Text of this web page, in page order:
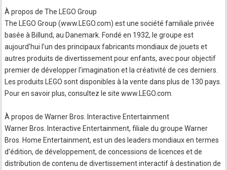
À propos de The LEGO Group
The LEGO Group (www.LEGO.com) est une société familiale privée
basée à Billund, au Danemark. Fondé en 1932, le groupe est
aujourd'hui l'un des principaux fabricants mondiaux de jouets et
autres produits de divertissement pour enfants, avec pour objectif
premier de développer l'imagination et la créativité de ces derniers.
Les produits LEGO sont disponibles à la vente dans plus de 130 pays.
Pour en savoir plus, consultez le site www.LEGO.com.
À propos de Warner Bros. Interactive Entertainment
Warner Bros. Interactive Entertainment, filiale du groupe Warner
Bros. Home Entertainment, est un des leaders mondiaux en termes
d'édition, de développement, de concessions de licences et de
distribution de contenu de divertissement interactif à destination de